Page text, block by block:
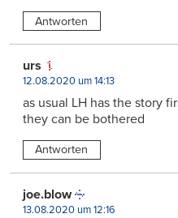
Antworten
urs
12.08.2020 um 14:13
as usual LH has the story
they can be bothered
Antworten
joe.blow
13.08.2020 um 12:16